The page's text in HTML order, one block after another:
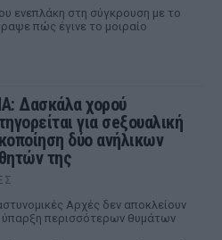
ενεπλάκη στη σύγκρουση με το
πώς έγινε το μοιραίο
Δασκάλα χορού
για σeξουαλική
δύο ανήλικων
της
Αρχές δεν αποκλείουν
ύπαρξη περισσότερων θυμάτων